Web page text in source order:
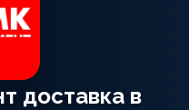
доставка в